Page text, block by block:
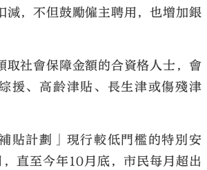
減，不但鼓勵僱主聘用，也增加銀
取社會保障金額的合資格人士，會
援、高齡津貼、長生津或傷殘津
貼計劃」現行較低門檻的特別安
直至今年10月底，市民每月超出